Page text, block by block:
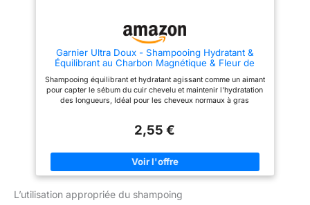
phtalates. CONTENU DE
L'EMBALLAGE : 1x Shampooing
SheaMoisture Intensive
Hydration, pour cheveux
cheveux doux et nourris,
hydratation intense, avec Miel
de Manuka, Huile de Mafura et
Garnier Ultra Doux - Shampooing Hydratant &
Équilibrant au Charbon Magnétique & Fleur de
Nigelle - Pour Cheveux Normaux à Gras - 250 ml
Shampooing équilibrant et hydratant agissant comme un aimant
pour capter le sébum du cuir chevelu et maintenir l'hydratation
des longueurs, Idéal pour les cheveux normaux à gras
mouillés, masser soigneusement sur l'ensemble du cuir
masque, Produit mixte, aussi efficace sur les femmes que sur
les hommes Formule enrichie en charbon actif purifiant et en
extrait d'huile de fleur de Nigelle aux vertus hydratantes, Sans
d'origine naturelle Contenu : 1x Shampooing au Charbon
2,55 €
L’utilisation appropriée du shampoing